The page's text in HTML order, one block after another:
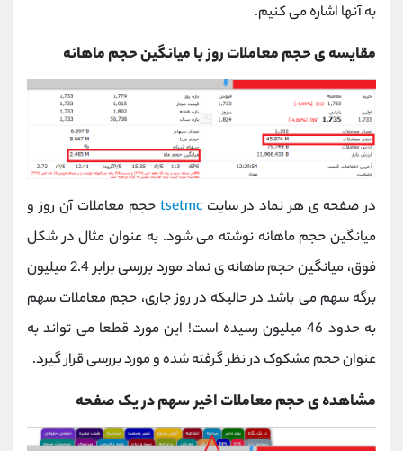
به آنها اشاره می کنیم.
مقایسه ی حجم معاملات روز با میانگین حجم ماهانه
در صفحه ی هر نماد در سایتtsetmc حجم معاملات آن روز و
میانگین حجم ماهانه نوشته می شود. به عنوان مثال در شکل
فوق، میانگین حجم ماهانه ی نماد مورد بررسی برابر 2.4 میلیون
برگه سهم می باشد در حالیکه در روز جاری، حجم معاملات سهم
به حدود 46 میلیون رسیده است! این مورد قطعا می تواند به
عنوان حجم مشکوک در نظر گرفته شده و مورد بررسی قرار گیرد.
مشاهده ی حجم معاملات اخیر سهم در یک صفحه